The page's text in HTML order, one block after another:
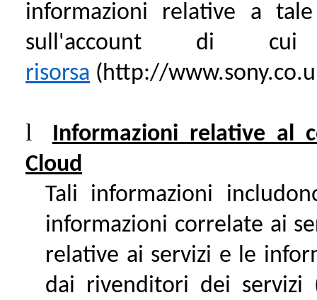
informazioni relative a
sull'account di
risorsa (http://
l
Informazioni relative al
Cloud
Tali informazioni
informazioni correlate ai
relative ai servizi e le
dai rivenditori dei servizi